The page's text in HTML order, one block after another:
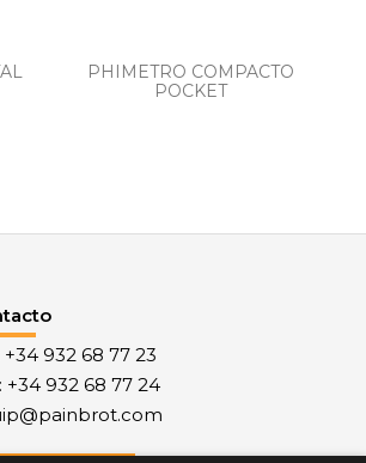
PHIMETRO COMPACTO
POCKET
+34 932 68 77 23
+34 932 68 77 24